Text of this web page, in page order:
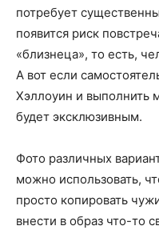
потребует
появится риск
«близнеца», то есть,
А вот если
Хэллоуин и выполнить
будет эксклюзивным.
Фото различных
можно использовать,
просто копировать
внести в образ что-то